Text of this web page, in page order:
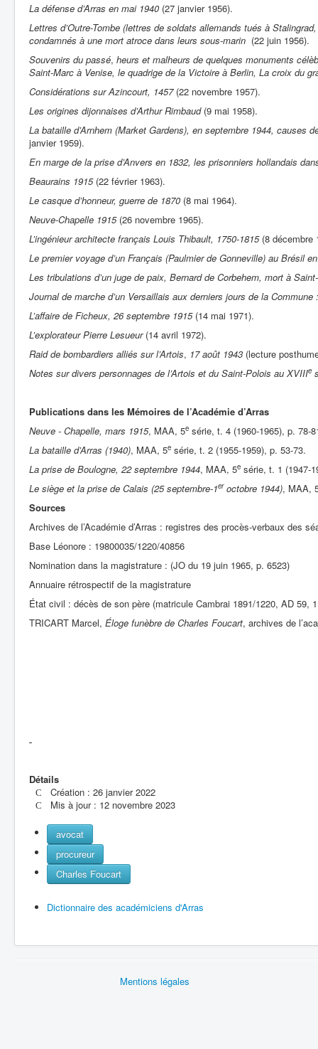
La défense d’Arras en mai 1940 (27 janvier 1956).
Lettres d’Outre-Tombe (lettres de soldats allemands tués à
condamnés à une mort atroce dans leurs sous-marin (22 juin 1956).
Souvenirs du passé, heurs et malheurs de quelques monuments
Saint-Marc à Venise, le quadrige de la Victoire à Berlin, La croix du
Considérations sur Azincourt, 1457 (22 novembre 1957).
Les origines dijonnaises d’Arthur Rimbaud (9 mai 1958).
La bataille d’Arnhem (Market Gardens), en septembre 1944, causes
janvier 1959).
En marge de la prise d’Anvers en 1832, les prisonniers hollandais
Beaurains 1915(22 février 1963).
Le casque d’honneur, guerre de 1870 (8 mai 1964).
Neuve-Chapelle 1915(26 novembre 1965).
L’ingénieur architecte français Louis Thibault, 1750-1815(8 décembre
Le premier voyage d’un Français (Paulmier de Gonneville) au Brésil
Les tribulations d’un juge de paix, Bernard de Corbehem, mort à
Journal de marche d’un Versaillais aux derniers jours de la
L’affaire de Ficheux, 26 septembre 1915 (14 mai 1971).
L’explorateur Pierre Lesueur (14 avril 1972).
Raid de bombardiers alliés sur l’Artois, 17 août 1943 (lecture
Notes sur divers personnages de l’Artois et du Saint-Polois au XVIIIe
Publications dans les Mémoires de l’Académie d’Arras
Neuve - Chapelle, mars 1915, MAA, 5e série, t. 4 (1960-1965), p. 78-
La bataille d’Arras (1940), MAA, 5e série, t. 2 (1955-1959), p. 53-73.
La prise de Boulogne, 22 septembre 1944, MAA, 5e série, t. 1 (1947-
Le siège et la prise de Calais (25 septembre-1eroctobre 1944), MAA,
Sources
Archives de l’Académie d’Arras : registres des procès-verbaux des
Base Léonore : 19800035/1220/40856
Nomination dans la magistrature : (JO du 19 juin 1965, p. 6523)
Annuaire rétrospectif de la magistrature
État civil : décès de son père (matricule Cambrai 1891/1220, AD 59,
TRICART Marcel, Éloge funèbre de Charles Foucart, archives de
Détails
Création : 26 janvier 2022
Mis à jour : 12 novembre 2023
avocat
procureur
Charles Foucart
Dictionnaire des académiciens d'Arras
Mentions légales